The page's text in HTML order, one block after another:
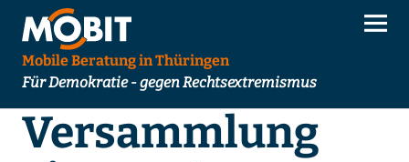
Mobile Beratung in Thüringen
Für Demokratie - gegen Rechtsextremismus
Versammlung